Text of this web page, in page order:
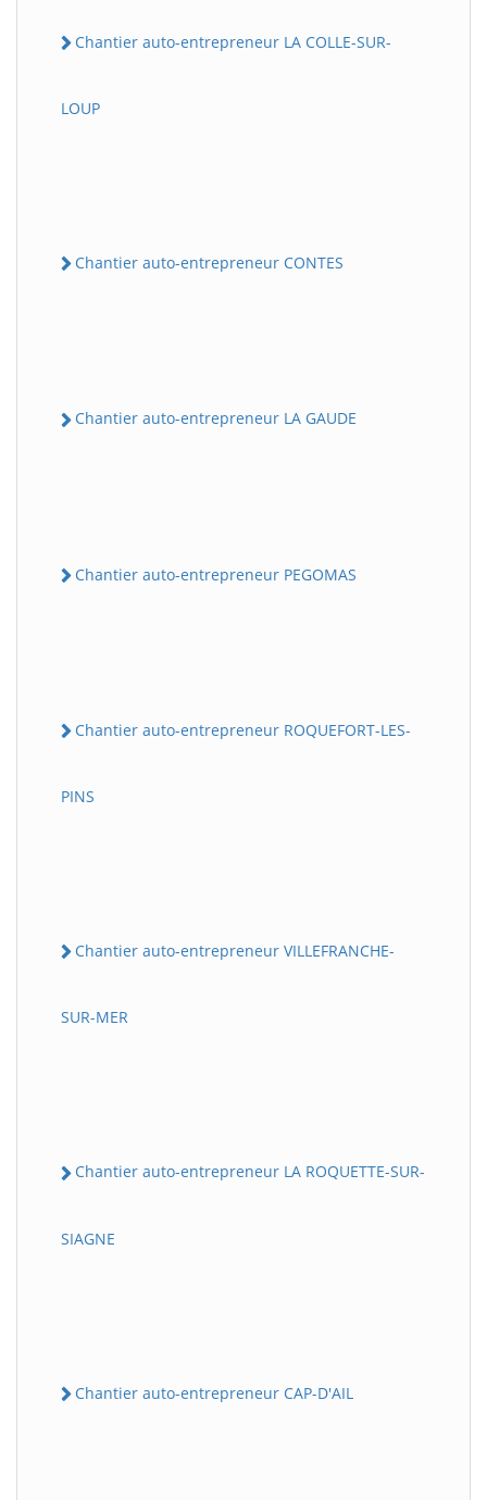
Chantier auto-entrepreneur LA COLLE-SUR-
LOUP
Chantier auto-entrepreneur CONTES
Chantier auto-entrepreneur LA GAUDE
Chantier auto-entrepreneur PEGOMAS
Chantier auto-entrepreneur ROQUEFORT-LES-
PINS
Chantier auto-entrepreneur VILLEFRANCHE-
SUR-MER
Chantier auto-entrepreneur LA ROQUETTE-SUR-
SIAGNE
Chantier auto-entrepreneur CAP-D'AIL